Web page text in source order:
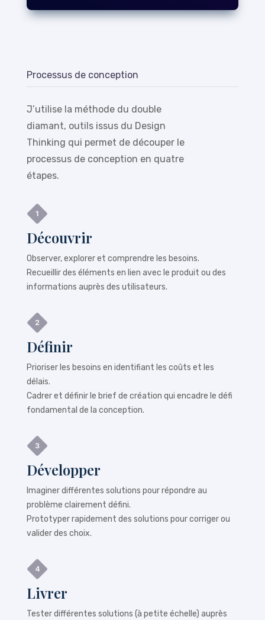
Processus de conception
J’utilise la méthode du double
diamant, outils issus du Design
Thinking qui permet de découper le
processus de conception en quatre
étapes.
Découvrir
Observer, explorer et comprendre les besoins.
Recueillir des éléments en lien avec le produit ou des
informations auprès des utilisateurs.
Définir
Prioriser les besoins en identifiant les coûts et les
délais.
Cadrer et définir le brief de création qui encadre le défi
fondamental de la conception.
Développer
Imaginer différentes solutions pour répondre au
problème clairement défini.
Prototyper rapidement des solutions pour corriger ou
valider des choix.
Livrer
Tester différentes solutions (à petite échelle) auprès